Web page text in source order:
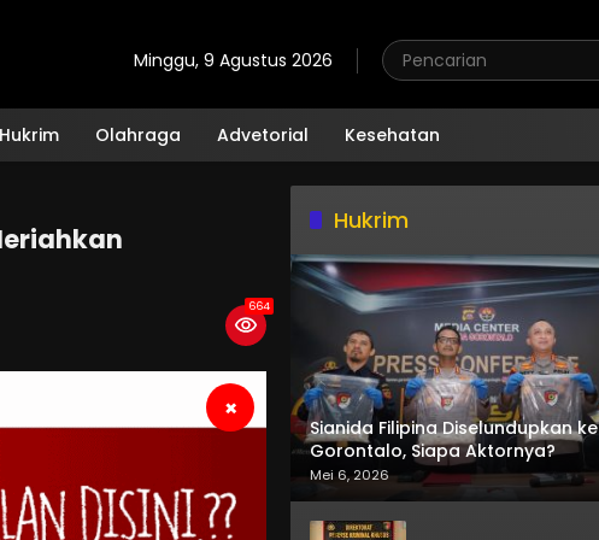
Minggu, 9 Agustus 2026
Hukrim Olahraga Advetorial Kesehatan
664
×
Hukrim
Sianida Filipina Diselundupkan ke
Gorontalo, Siapa Aktornya?
Mei 6, 2026